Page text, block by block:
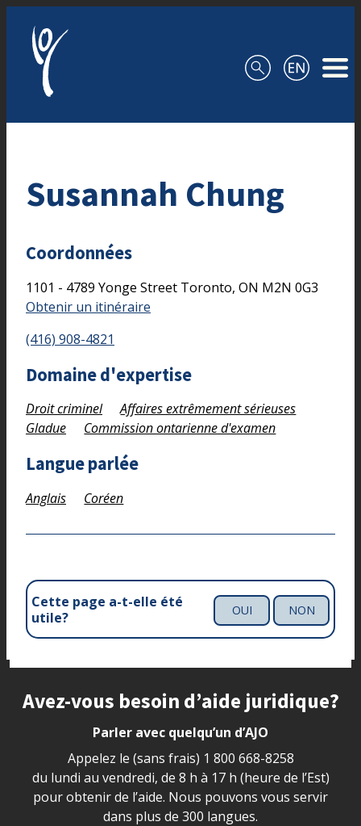
Susannah Chung
Coordonnées
1101 - 4789 Yonge Street Toronto, ON M2N 0G3
Obtenir un itinéraire
(416) 908-4821
Domaine d'expertise
Droit criminel
Affaires extrêmement sérieuses
Gladue
Commission ontarienne d'examen
Langue parlée
Anglais Coréen
Cette page a-t-elle été
utile?
OUI NON
Site footer
Avez-vous besoin d’aide juridique?
Parler avec quelqu’un d’AJO
Appelez le (sans frais) 1 800 668-8258
du lundi au vendredi, de 8 h à 17 h (heure de l’Est)
pour obtenir de l’aide. Nous pouvons vous servir
dans plus de 300 langues.